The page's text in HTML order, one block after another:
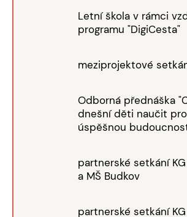
Letní škola v rámci
programu "DigiCesta"
meziprojektové
Odborná přednáška
dnešní děti naučit
úspěšnou
partnerské setkání
a MŠ Budkov
partnerské setkání